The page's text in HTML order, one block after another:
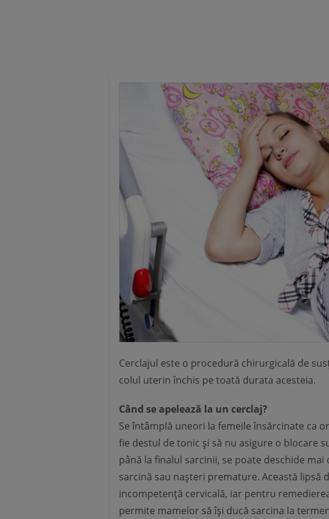
Cerclajul este o procedură chirurgicală de
colul uterin închis pe toată durata acesteia.
Când se apelează la un cerclaj?
Se întâmplă uneori la femeile însărcinate ca
fie destul de tonic și să nu asigure o blocare
până la finalul sarcinii, se poate deschide
sarcină sau nașteri premature. Această lipsă
incompetență cervicală, iar pentru
permite mamelor să își ducă sarcina la